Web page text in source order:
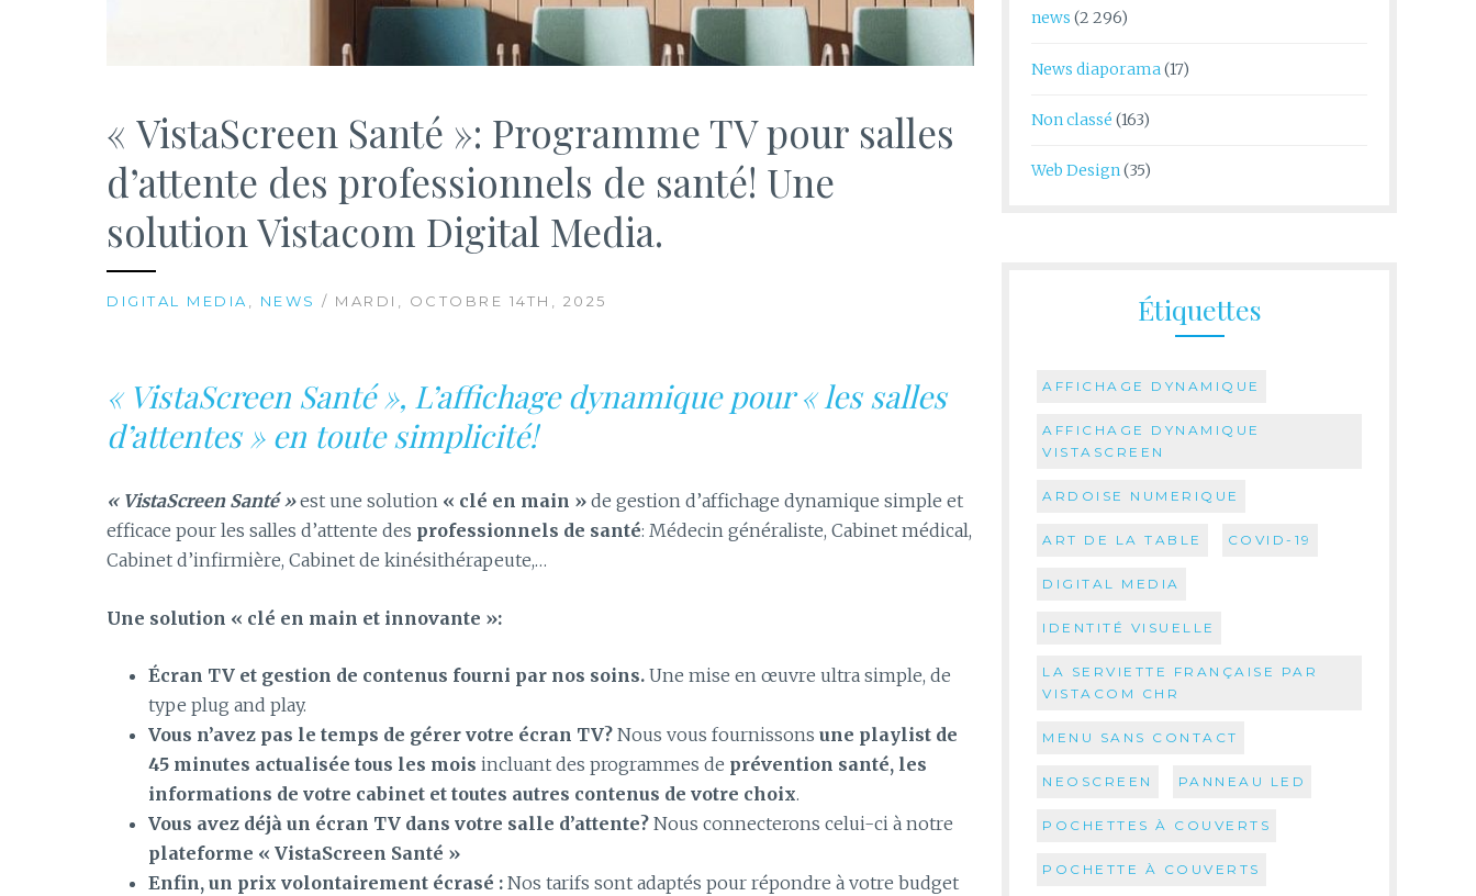
« VistaScreen Santé »: Programme TV pour salles
d’attente des professionnels de santé! Une
solution Vistacom Digital Media.
DIGITAL MEDIA NEWS / MARDI, OCTOBRE 14TH, 2025
« VistaScreen Santé », L’affichage dynamique pour « les salles
d’attentes » en toute simplicité!
« VistaScreen Santé »est une solution « clé en main » de gestion d’affichage dynamique simple et
efficace pour les salles d’attente des professionnels de santé: Médecin généraliste, Cabinet médical,
Cabinet d’infirmière, Cabinet de kinésithérapeute,…
Une solution « clé en main et innovante »:
Écran TV et gestion de contenus fourni par nos soins. Une mise en œuvre ultra simple, de
type plug and play.
Vous n’avez pas le temps de gérer votre écran TV? Nous vous fournissons une playlist de
45 minutes actualisée tous les mois incluant des programmes de prévention santé, les
informations de votre cabinet et toutes autres contenus de votre choix.
Vous avez déjà un écran TV dans votre salle d’attente? Nous connecterons celui-ci à notre
plateforme « VistaScreen Santé »
Enfin, un prix volontairement écrasé : Nos tarifs sont adaptés pour répondre à votre budget
news (2 296)
News diaporama(17)
Non classé (163)
Web Design(35)
Étiquettes
AFFICHAGE DYNAMIQUE
AFFICHAGE DYNAMIQUE
VISTASCREEN
ARDOISE NUMERIQUE
ART DE LA TABLE COVID-19
DIGITAL MEDIA
IDENTITÉ VISUELLE
LA SERVIETTE FRANÇAISE PAR
VISTACOM CHR
MENU SANS CONTACT
NEOSCREEN PANNEAU LED
POCHETTES À COUVERTS
POCHETTE À COUVERTS